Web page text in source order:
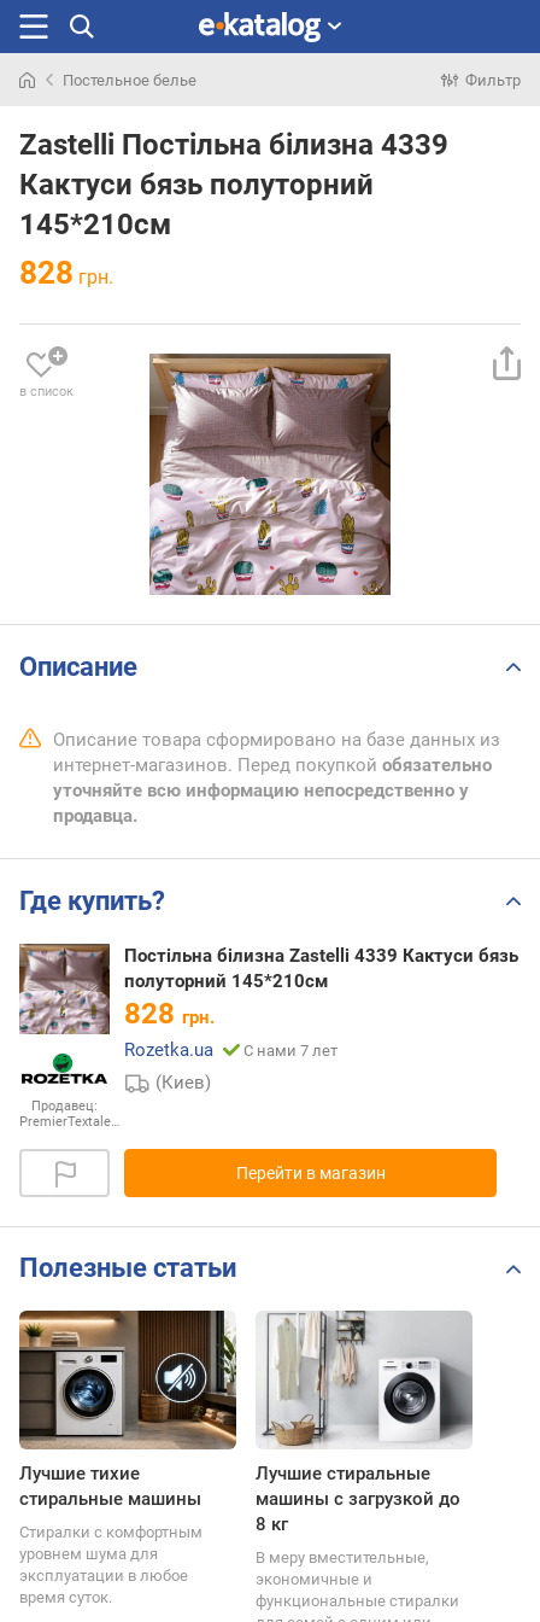
раньше
Постельное белье Фильтр
Zastelli Постільна білизна 4339
Кактуси бязь полуторний
145*210см
828 грн.
в список
Описание
Описание товара сформировано на базе данных из
интернет-магазинов. Перед покупкой обязательно
уточняйте всю информацию непосредственно у
продавца.
Где купить?
Продавец:
PremierTextale…
Постільна білизна Zastelli 4339 Кактуси бязь
полуторний 145*210см
828 грн.
Rozetka.ua
С нами 7 лет
(Киев)
Перейти в магазин
Полезные статьи
Лучшие тихие
стиральные машины
Стиралки с комфортным
уровнем шума для
эксплуатации в любое
время суток.
Лучшие стиральные
машины с загрузкой до
8 кг
В меру вместительные,
экономичные и
функциональные стиралки